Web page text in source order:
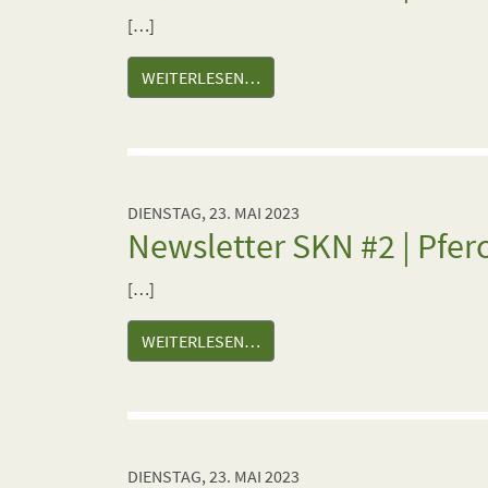
[…]
WEITERLESEN…
DIENSTAG, 23. MAI 2023
Newsletter SKN #2 |
[…]
WEITERLESEN…
DIENSTAG, 23. MAI 2023